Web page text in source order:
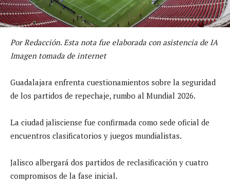
Por Redacción. Esta nota fue elaborada con asistencia de IA
Imagen tomada de internet
Guadalajara enfrenta cuestionamientos sobre la seguridad
de los partidos de repechaje, rumbo al Mundial 2026.
La ciudad jalisciense fue confirmada como sede oficial de
encuentros clasificatorios y juegos mundialistas.
Jalisco albergará dos partidos de reclasificación y cuatro
compromisos de la fase inicial.